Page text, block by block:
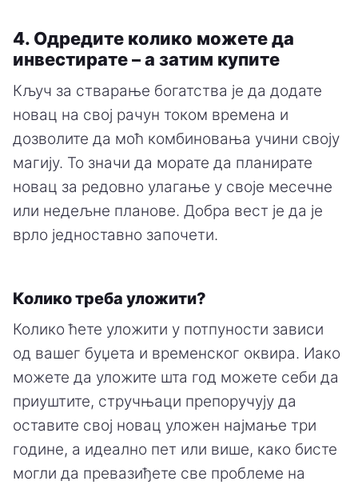
4. Одредите колико можете да
инвестирате – а затим купите
Кључ за стварање богатства је да додате
новац на свој рачун током времена и
дозволите да моћ комбиновања учини своју
магију. То значи да морате да планирате
новац за редовно улагање у своје месечне
или недељне планове. Добра вест је да је
врло једноставно започети.
Колико треба уложити?
Колико ћете уложити у потпуности зависи
од вашег буџета и временског оквира. Иако
можете да уложите шта год можете себи да
приуштите, стручњаци препоручују да
оставите свој новац уложен најмање три
године, а идеално пет или више, како бисте
могли да превазиђете све проблеме на